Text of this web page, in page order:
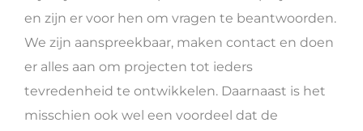
en zijn er voor hen om vragen te beantwoorden.
We zijn aanspreekbaar, maken contact en doen
er alles aan om projecten tot ieders
tevredenheid te ontwikkelen. Daarnaast is het
misschien ook wel een voordeel dat de